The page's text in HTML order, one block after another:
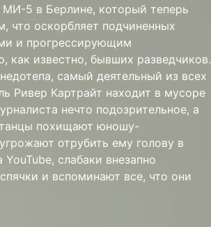
МИ-5 в Берлине, который теперь
что оскорбляет подчиненных
и прогрессирующим
как известно, бывших разведчиков.
самый деятельный из всех
Ривер Картрайт находит в мусоре
нечто подозрительное, а
похищают юношу-
отрубить ему голову в
слабаки внезапно
и вспоминают все, что они